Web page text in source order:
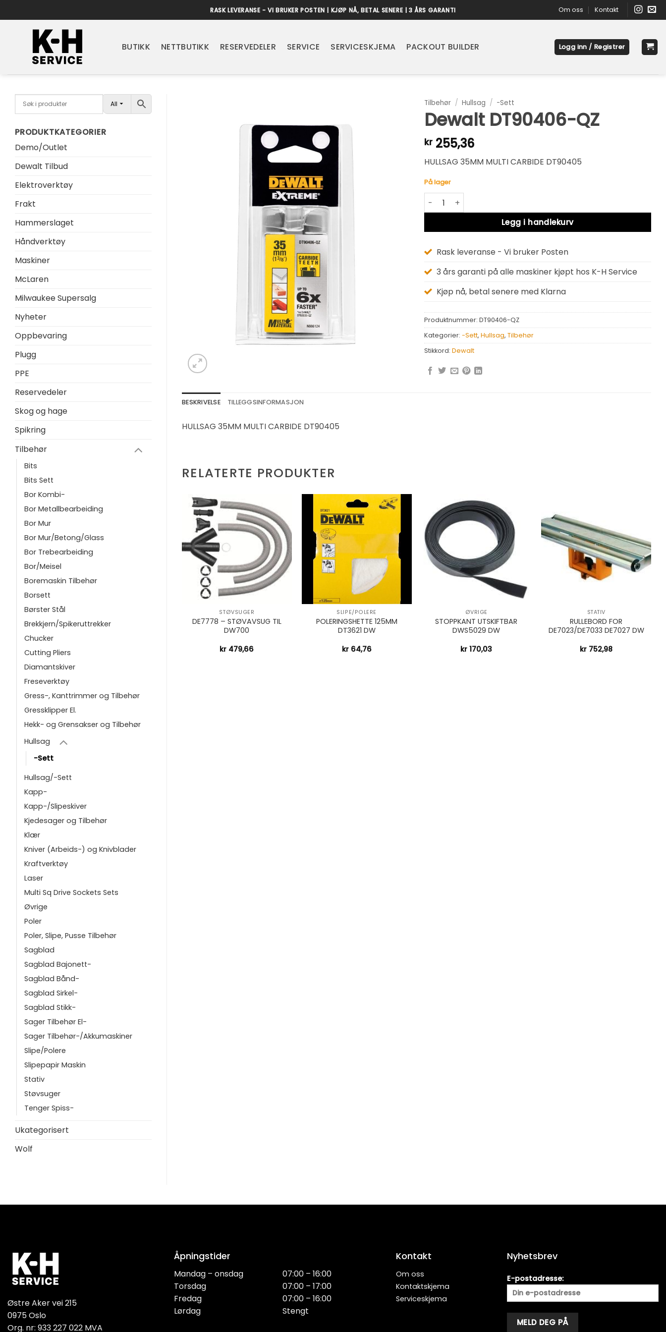
to
RASK LEVERANSE - VI BRUKER POSTEN | KJØP NÅ, BETAL SENERE | 3 ÅRS GARANTI Om oss Kontakt
BUTIKK NETTBUTIKK RESERVEDELER SERVICE SERVICESKJEMA PACKOUT BUILDER Logg inn / Registrer
All
PRODUKTKATEGORIER
Demo/Outlet
Dewalt Tilbud
Elektroverktøy
Frakt
Hammerslaget
Håndverktøy
Maskiner
McLaren
Milwaukee Supersalg
Nyheter
Oppbevaring
Plugg
PPE
Reservedeler
Skog og hage
Spikring
Tilbehør
Bits
Bits Sett
Bor Kombi-
Bor Metallbearbeiding
Bor Mur
Bor Mur/Betong/Glass
Bor Trebearbeiding
Bor/Meisel
Boremaskin Tilbehør
Borsett
Børster Stål
Brekkjern/Spikeruttrekker
Chucker
Cutting Pliers
Diamantskiver
Freseverktøy
Gress-, Kanttrimmer og Tilbehør
Gressklipper El.
Hekk- og Grensakser og Tilbehør
Hullsag
-Sett
Hullsag/-Sett
Kapp-
Kapp-/Slipeskiver
Kjedesager og Tilbehør
Klær
Kniver (Arbeids-) og Knivblader
Kraftverktøy
Laser
Multi Sq Drive Sockets Sets
Øvrige
Poler
Poler, Slipe, Pusse Tilbehør
Sagblad
Sagblad Bajonett-
Sagblad Bånd-
Sagblad Sirkel-
Sagblad Stikk-
Sager Tilbehør El-
Sager Tilbehør-/Akkumaskiner
Slipe/Polere
Slipepapir Maskin
Stativ
Støvsuger
Tenger Spiss-
Ukategorisert
Wolf
Tilbehør / Hullsag / -Sett
Dewalt DT90406-QZ
kr255,36
HULLSAG 35MM MULTI CARBIDE DT90405
På lager
Dewalt DT90406-QZ antall
Legg i handlekurv
Alternative:
Rask leveranse - Vi bruker Posten
3 års garanti på alle maskiner kjøpt hos K-H Service
Kjøp nå, betal senere med Klarna
Produktnummer: DT90406-QZ
Kategorier: -Sett, Hullsag, Tilbehør
Stikkord: Dewalt
BESKRIVELSE TILLEGGSINFORMASJON
HULLSAG 35MM MULTI CARBIDE DT90405
RELATERTE PRODUKTER
STØVSUGER
DE7778 – STØVAVSUG TIL
DW700
kr 479,66
SLIPE/POLERE
POLERINGSHETTE 125MM
DT3621 DW
kr64,76
ØVRIGE
STOPPKANT UTSKIFTBAR
DWS5029 DW
kr 170,03
STATIV
RULLEBORD FOR
DE7023/DE7033 DE7027 DW
kr 752,98
DE3496
MAGASIN FOR SKRUER
Østre Aker vei 215
0975 Oslo
Org. nr: 933 227 022 MVA
Åpningstider
Mandag – onsdag
Torsdag
Fredag
Lørdag
07:00 – 16:00
07:00 – 17:00
07:00 – 16:00
Stengt
Kontakt
Om oss
Kontaktskjema
Serviceskjema
Nyhetsbrev
E-postadresse: